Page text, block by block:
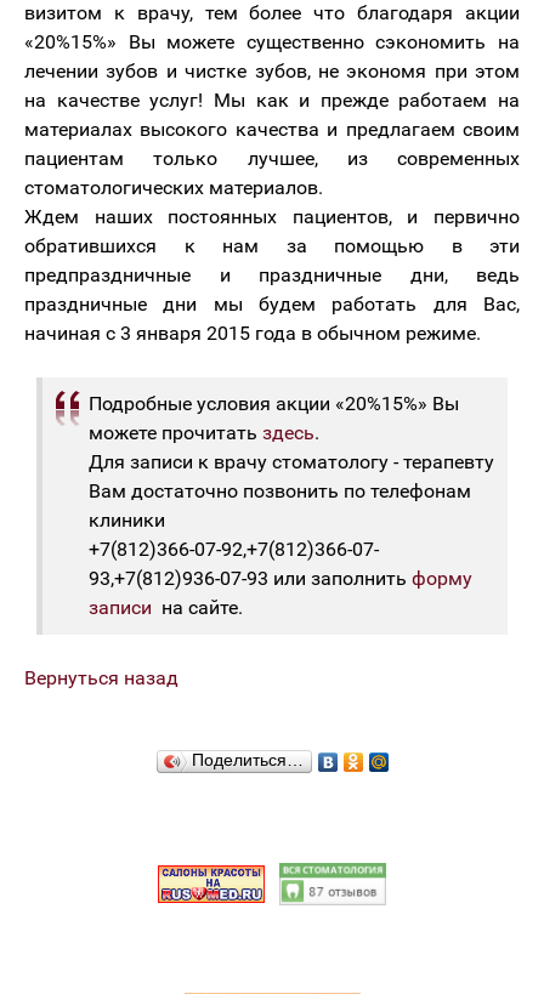
визитом к врачу, тем более что благодаря акции
«20%15%» Вы можете существенно сэкономить на
лечении зубов и чистке зубов, не экономя при этом
на качестве услуг! Мы как и прежде работаем на
материалах высокого качества и предлагаем своим
пациентам только лучшее, из современных
стоматологических материалов.
Ждем наших постоянных пациентов, и первично
обратившихся к нам за помощью в эти
предпраздничные и праздничные дни, ведь
праздничные дни мы будем работать для Вас,
начиная с 3 января 2015 года в обычном режиме.
Подробные условия акции «20%15%» Вы
можете прочитать здесь.
Для записи к врачу стоматологу - терапевту
Вам достаточно позвонить по телефонам
клиники
+7(812)366-07-92,+7(812)366-07-
93,+7(812)936-07-93 или заполнить форму
записи на сайте.
Вернуться назад
Поделиться…